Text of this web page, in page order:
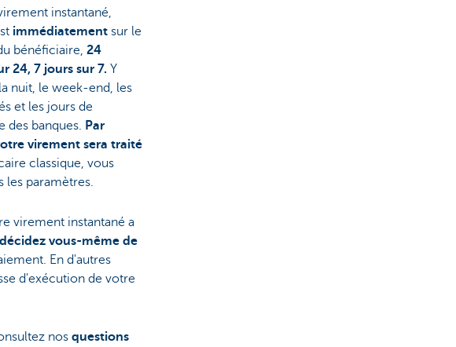
instantané,
immédiatementsur le
bénéficiaire,24
24, 7 jours sur 7. Y
nuit, le week-end, les
et les jours de
des banques. Par
virement sera traité
classique, vous
les paramètres.
virement instantané a
vous-même de
En d'autres
d'exécution de votre
nos questions